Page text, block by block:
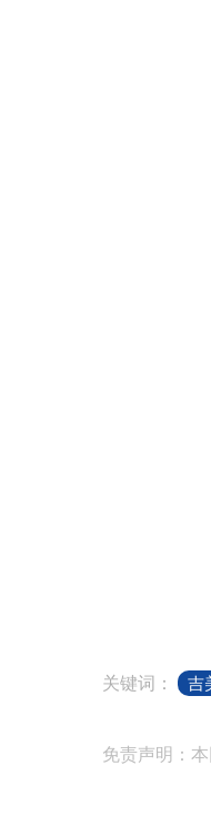
关键词： 吉
免责声明：